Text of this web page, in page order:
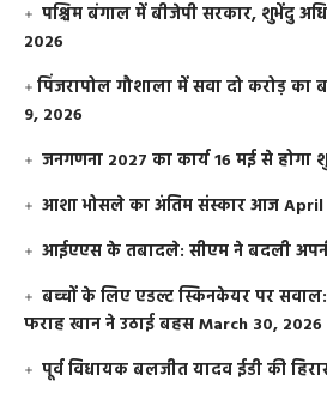
पश्चिम बंगाल में बीजेपी सरकार, शुभेंदु
2026
​पिंजरापोल गौशाला में सवा दो करोड़ का
9, 2026
जनगणना 2027 का कार्य 16 मई से होगा
आशा भोसले का अंतिम संस्कार आजApril
आईएएस के तबादले: सीएम ने बदली
बच्चों के लिए एडल्ट स्किनकेयर पर
फराह खान ने उठाई बहसMarch 30, 2026
पूर्व विधायक बलजीत यादव ईडी की